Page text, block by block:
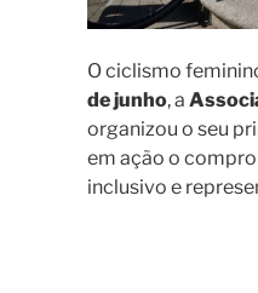
O ciclismo
de junho, a
organizou o seu
em ação o
inclusivo e